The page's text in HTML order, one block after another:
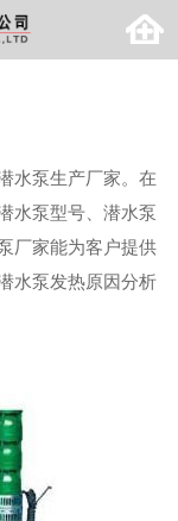
泵生产厂家。在
水泵型号、潜水泵
厂家能为客户提供
水泵发热原因分析